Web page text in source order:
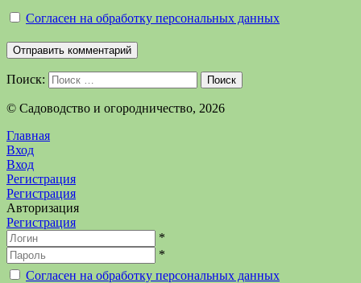
Согласен на обработку персональных данных
Поиск: Поиск
©️ Садоводство и огородничество, 2026
Главная
Вход
Вход
Регистрация
Регистрация
Авторизация
Регистрация
*
*
Согласен на обработку персональных данных